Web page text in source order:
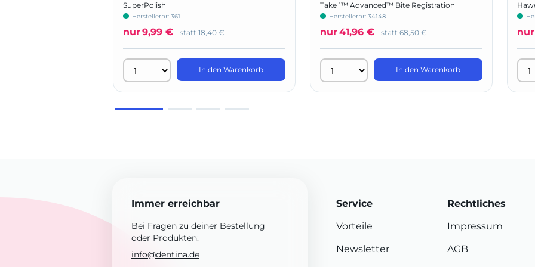
SuperPolish
Herstellernr: 361
nur9,99 € statt 18,40 €
In den Warenkorb
Take 1™ Advanced™ Bite Registration
Herstellernr: 34148
nur41,96 € statt 68,50 €
In den Warenkorb
nur
Immer erreichbar
Bei Fragen zu deiner Bestellung
oder Produkten:
info@dentina.de
Service
Vorteile
Newsletter
Rechtliches
Impressum
AGB